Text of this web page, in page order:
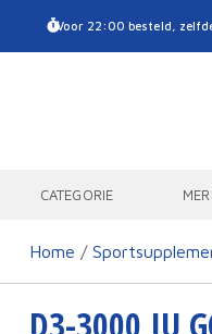
Voor 22:00 besteld,
CATEGORIE
Home /